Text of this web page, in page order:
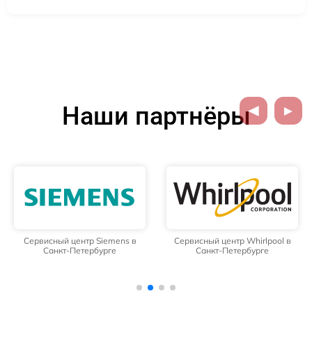
Наши партнёры
Сервисный центр Siemens в
Санкт-Петербурге
Сервисный центр Whirlpool в
Санкт-Петербурге